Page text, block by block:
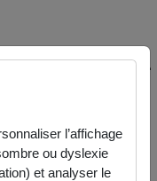
Paris
de l'université
l’affichage
ou dyslexie
et analyser le